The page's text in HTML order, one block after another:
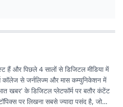
हैं और पिछले 4 सालों से डिजिटल मीडिया में
कॉलेज से जर्नलिज्म और मास कम्युनिकेशन में
खबर' के डिजिटल प्लेटफॉर्म पर बतौर कंटेंट
पर लिखना सबसे ज्यादा पसंद है, जो